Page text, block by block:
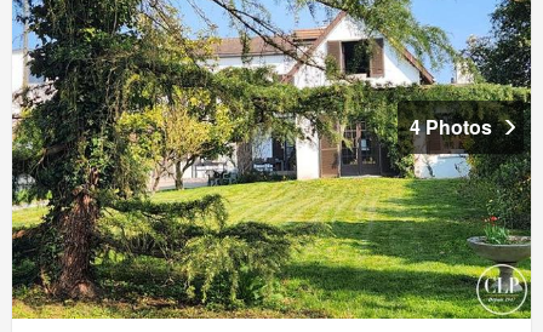
4 Photos